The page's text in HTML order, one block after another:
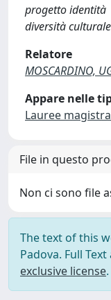
progetto identità
diversità culturale
Relatore
MOSCARDINO,
Appare nelle
Lauree
File in questo
Non ci sono file
The text of this
Padova. Full
exclusive license